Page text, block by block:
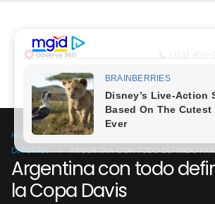
HOME
ARGENTINA CON TODO DEFINIDO PARA
DEPORTES
ARGENTINA CON TODO DEFINIDO
Argentina con todo
la Copa Davis